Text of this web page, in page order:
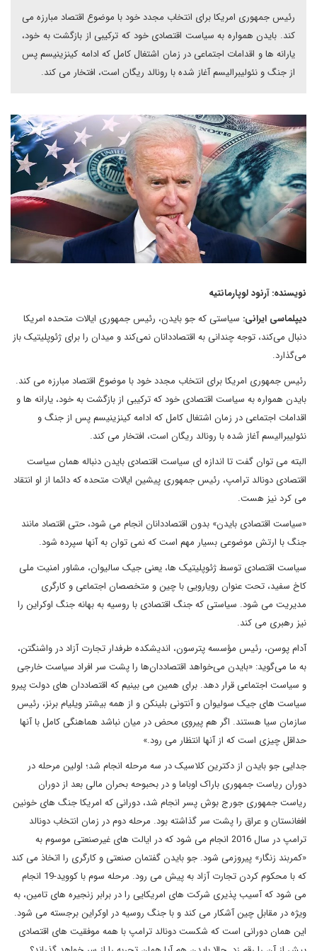
رئیس جمهوری امریکا برای انتخاب مجدد خود با موضوع اقتصاد مبارزه می
کند. بایدن همواره به سیاست اقتصادی خود که ترکیبی از بازگشت به خود،
یارانه ها و اقدامات اجتماعی در زمان اشتغال کامل که ادامه کینزینیسم پس
از جنگ و نئولیبرالیسم آغاز شده با رونالد ریگان است، افتخار می کند.
نویسنده: آرنود لوپارمانتیه
دیپلماسی ایرانی: سیاستی که جو بایدن، رئیس جمهوری ایالات متحده امریکا
دنبال می‌کند، توجه چندانی به اقتصاددانان نمی‌کند و میدان را برای ژئوپلیتیک باز
می‌گذارد.
رئیس جمهوری امریکا برای انتخاب مجدد خود با موضوع اقتصاد مبارزه می کند.
بایدن همواره به سیاست اقتصادی خود که ترکیبی از بازگشت به خود، یارانه ها و
اقدامات اجتماعی در زمان اشتغال کامل که ادامه کینزینیسم پس از جنگ و
نئولیبرالیسم آغاز شده با رونالد ریگان است، افتخار می کند.
البته می توان گفت تا اندازه ای سیاست اقتصادی بایدن دنباله همان سیاست
اقتصادی دونالد ترامپ، رئیس جمهوری پیشین ایالات متحده که دائما از او انتقاد
می کرد نیز هست.
«سیاست اقتصادی بایدن» بدون اقتصاددانان انجام می شود، حتی اقتصاد مانند
جنگ با ارتش موضوعی بسیار مهم است که نمی توان به آنها سپرده شود.
سیاست اقتصادی توسط ژئوپلیتیک ها، یعنی جیک سالیوان، مشاور امنیت ملی
کاخ سفید، تحت عنوان رویارویی با چین و متخصصان اجتماعی و کارگری
مدیریت می شود. سیاستی که جنگ اقتصادی با روسیه به بهانه جنگ اوکراین را
نیز رهبری می کند.
آدام پوسن، رئیس مؤسسه پترسون، اندیشکده طرفدار تجارت آزاد در واشنگتن،
به ما می‌گوید: «بایدن می‌خواهد اقتصاددان‌ها را پشت سر افراد سیاست خارجی
و سیاست اجتماعی قرار دهد. برای همین می بینیم که اقتصاددان های دولت پیرو
سیاست های جیک سولیوان و آنتونی بلینکن و از همه بیشتر ویلیام برنز، رئیس
سازمان سیا هستند. اگر هم پیروی محض در میان نباشد هماهنگی کامل با آنها
حداقل چیزی است که از آنها انتظار می رود.»
جدایی جو بایدن از دکترین کلاسیک در سه مرحله انجام شد؛ اولین مرحله در
دوران ریاست جمهوری باراک اوباما و در بحبوحه بحران مالی بعد از دوران
ریاست جمهوری جورج بوش پسر انجام شد، دورانی که امریکا جنگ های خونین
افغانستان و عراق را پشت سر گذاشته بود. مرحله دوم در زمان انتخاب دونالد
ترامپ در سال 2016 انجام می شود که در ایالت های غیرصنعتی موسوم به
«کمربند زنگار» پیروزمی شود. جو بایدن گفتمان صنعتی و کارگری را اتخاذ می کند
که با محکوم کردن تجارت آزاد به پیش می رود. مرحله سوم با کووید-19 انجام
می شود که آسیب پذیری شرکت های امریکایی را در برابر زنجیره های تامین، به
ویژه در مقابل چین آشکار می کند و با جنگ روسیه در اوکراین برجسته می شود.
این همان دورانی است که شکست دونالد ترامپ با همه موفقیت های اقتصادی